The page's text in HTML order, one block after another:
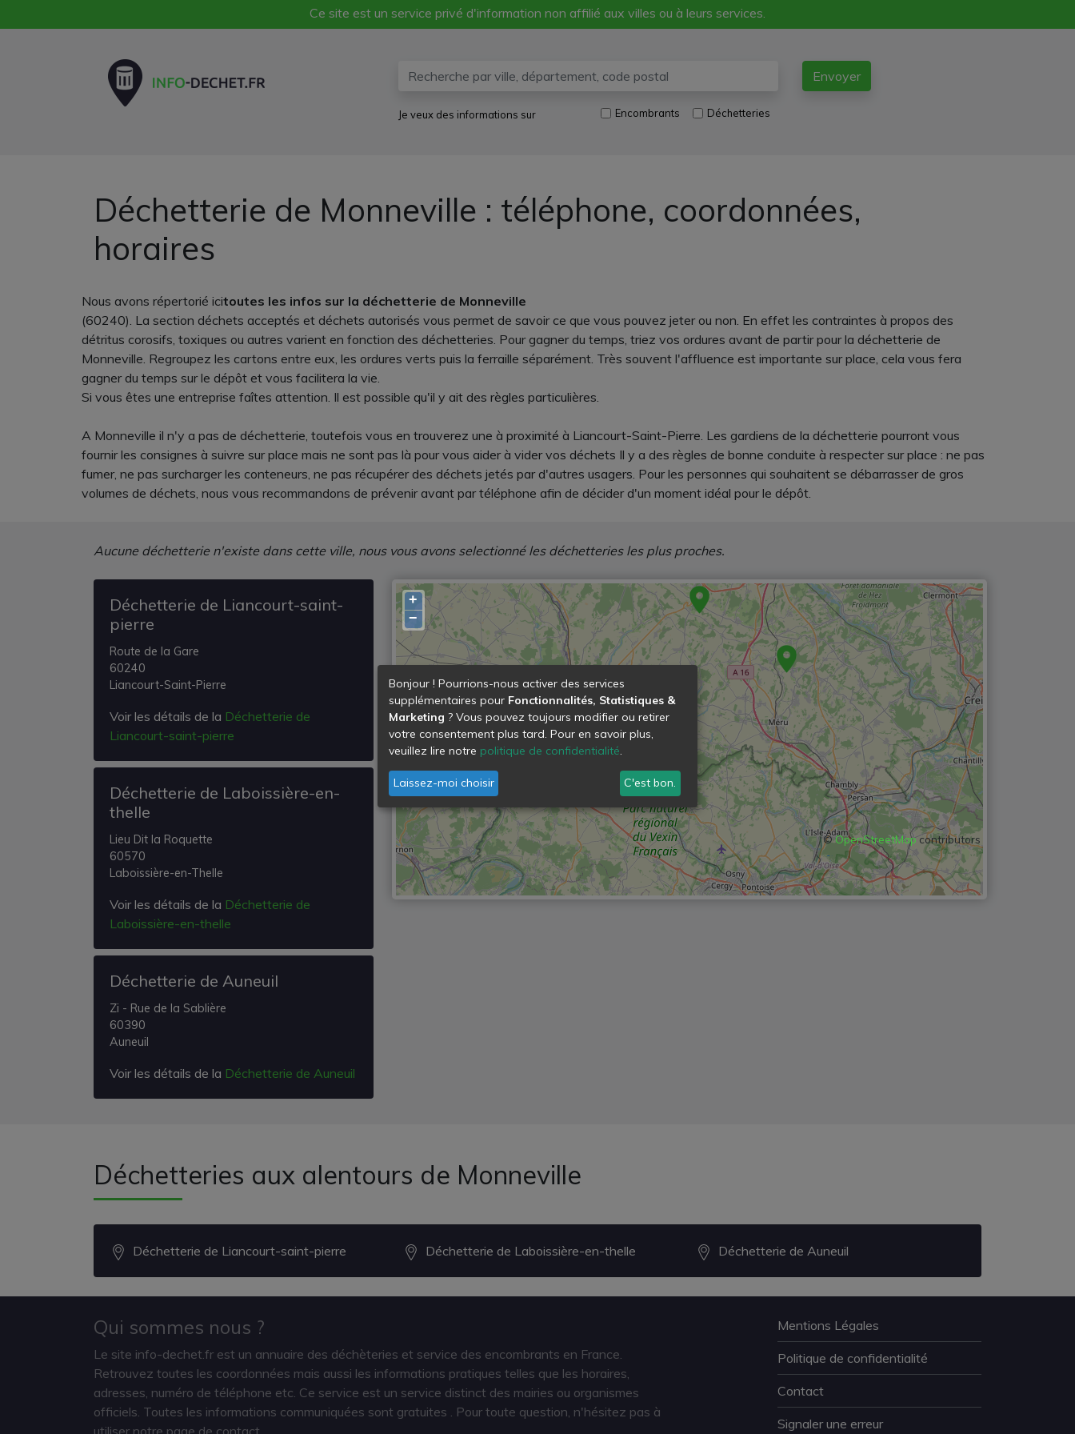
Ce site est un service privé d'information non affilié aux villes ou à leurs services.
Envoyer
Je veux des informations sur Encombrants Déchetteries
Déchetterie de Monneville : téléphone, coordonnées,
horaires
Nous avons répertorié icitoutes les infos sur la déchetterie de Monneville
(60240). La section déchets acceptés et déchets autorisés vous permet de savoir ce que vous pouvez jeter ou non. En effet les contraintes à propos des
détritus corosifs, toxiques ou autres varient en fonction des déchetteries. Pour gagner du temps, triez vos ordures avant de partir pour la déchetterie de
Monneville. Regroupez les cartons entre eux, les ordures verts puis la ferraille séparément. Très souvent l'affluence est importante sur place, cela vous fera
gagner du temps sur le dépôt et vous facilitera la vie.
Si vous êtes une entreprise faîtes attention. Il est possible qu'il y ait des règles particulières.
A Monneville il n'y a pas de déchetterie, toutefois vous en trouverez une à proximité à Liancourt-Saint-Pierre. Les gardiens de la déchetterie pourront vous
fournir les consignes à suivre sur place mais ne sont pas là pour vous aider à vider vos déchets Il y a des règles de bonne conduite à respecter sur place : ne pas
fumer, ne pas surcharger les conteneurs, ne pas récupérer des déchets jetés par d'autres usagers. Pour les personnes qui souhaitent se débarrasser de gros
volumes de déchets, nous vous recommandons de prévenir avant par téléphone afin de décider d'un moment idéal pour le dépôt.
Aucune déchetterie n'existe dans cette ville, nous vous avons selectionné les déchetteries les plus proches.
Déchetterie de Liancourt-saint-
pierre
Route de la Gare
60240
Liancourt-Saint-Pierre
Voir les détails de la Déchetterie de
Liancourt-saint-pierre
Déchetterie de Laboissière-en-
thelle
Lieu Dit la Roquette
60570
Laboissière-en-Thelle
Voir les détails de la Déchetterie de
Laboissière-en-thelle
Déchetterie de Auneuil
Zi - Rue de la Sablière
60390
Auneuil
Voir les détails de la Déchetterie de Auneuil
+
−
©OpenStreetMapcontributors
Déchetteries aux alentours de Monneville
Déchetterie de Liancourt-saint-pierre Déchetterie de Laboissière-en-thelle Déchetterie de Auneuil
Qui sommes nous ?
Le site info-dechet.fr est un annuaire des déchèteries et service des encombrants en France.
Retrouvez toutes les coordonnées mais aussi les informations pratiques telles que les horaires,
adresses, numéro de téléphone etc. Ce service est un service distinct des mairies ou organismes
officiels. Toutes les informations communiquées sont gratuites . Pour toute question, n'hésitez pas à
utiliser notre page de contact.
Mentions Légales
Politique de confidentialité
Contact
Signaler une erreur
Bonjour ! Pourrions-nous activer des services
supplémentaires pour Fonctionnalités, Statistiques &
Marketing ? Vous pouvez toujours modifier ou retirer
votre consentement plus tard. Pour en savoir plus,
veuillez lire notre politique de confidentialité.
Laissez-moi choisir C'est bon.